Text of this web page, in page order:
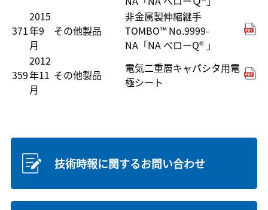
371
2015
年9
月
その他製品
非金属製伸縮継手
TOMBO™ No.9999-
NA「NA べローQ® 」
359
2012
年11
月
その他製品
電気二重層キャパシタ用電
極シート
技術時報に関するお問い合わせ